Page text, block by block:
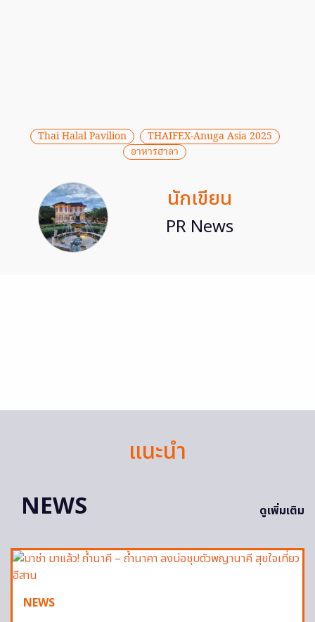
Thai Halal Pavilion
THAIFEX-Anuga Asia 2025
อาหารฮาลา
นักเขียน
PR News
แนะนำ
NEWS
ดูเพิ่มเติม
NEWS